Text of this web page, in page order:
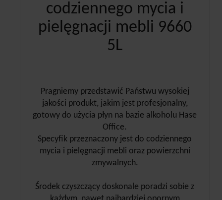
codziennego mycia i
pielęgnacji mebli 9660
5L
Pragniemy przedstawić Państwu wysokiej
jakości produkt, jakim jest profesjonalny,
gotowy do użycia płyn na bazie alkoholu Hase
Office.
Specyfik przeznaczony jest do codziennego
mycia i pielęgnacji mebli oraz powierzchni
zmywalnych.
Środek czyszczący doskonale poradzi sobie z